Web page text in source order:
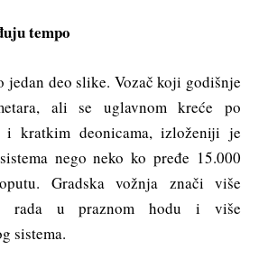
tempo
jedan deo slike. Vozač koji godišnje
ali se uglavnom kreće po
i kratkim deonicama, izloženiji je
nego neko ko pređe 15.000
Gradska vožnja znači više
rada u praznom hodu i više
sistema.